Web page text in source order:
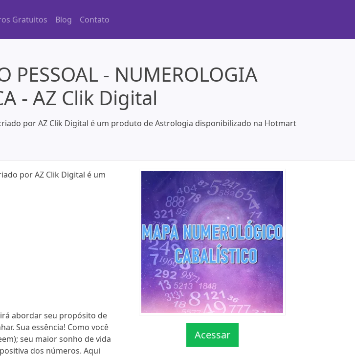
Gratuitos Blog Contato
PESSOAL - NUMEROLOGIA
- AZ Clik Digital
criado por AZ Clik Digital é um produto de Astrologia disponibilizado na Hotmart
por AZ Clik Digital é um
irá abordar seu propósito de
Sua essência! Como você
seu maior sonho de vida
dos números. Aqui
Acessar